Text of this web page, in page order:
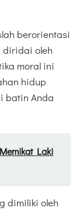
berorientasi
diridai oleh
moral ini
hidup
batin Anda
Laki
dimiliki oleh